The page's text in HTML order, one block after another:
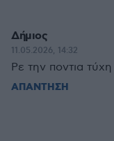
Δήμιος
11.05.2026, 14:32
Ρε την ποντια
ΑΠΑΝΤΗΣΗ